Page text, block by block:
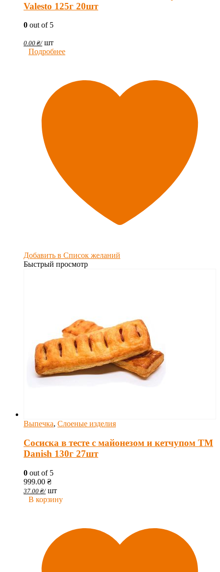
Valesto 125г 20шт
0 out of 5
0.00 ₴/ шт
Подробнее
Добавить в Список желаний
Быстрый просмотр
Выпечка, Слоеные изделия
Сосиска в тесте с майонезом и кетчупом ТМ
Danish 130г 27шт
0 out of 5
999.00 ₴
37.00 ₴/ шт
В корзину